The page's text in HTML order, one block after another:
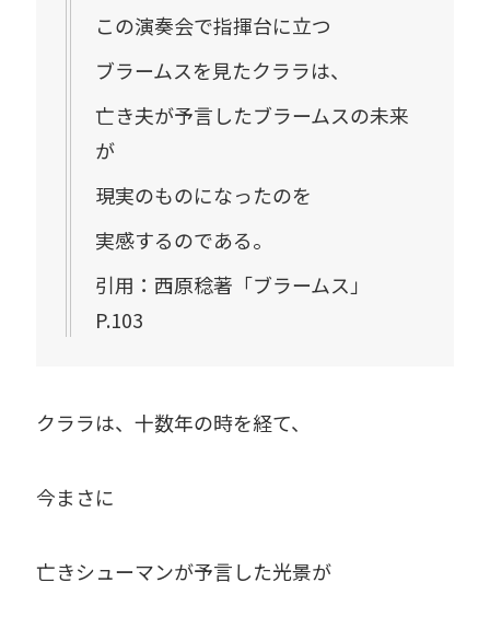
この演奏会で指揮台に立つ
ブラームスを見たクララは、
亡き夫が予言したブラームスの未来
が
現実のものになったのを
実感するのである。
引用：西原稔著「ブラームス」
P.103
クララは、十数年の時を経て、
今まさに
亡きシューマンが予言した光景が